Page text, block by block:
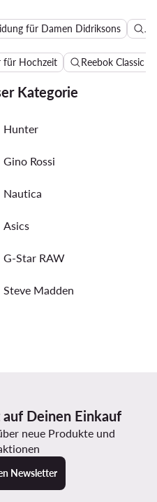
für Damen Didriksons
für Hochzeit Reebok Classic
Kategorie
Hunter
Gino Rossi
Nautica
Asics
G-Star RAW
Steve Madden
Deinen Einkauf
neue Produkte und
Newsletter